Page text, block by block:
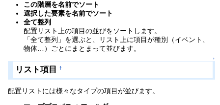
この階層を名前でソート
選択した要素を名前でソート
全て整列
配置リスト上の項目の並びをソートします。
「全て整列」を選ぶと、リスト上に項目が種別（イベント、
物体…）ごとにまとまって並びます。
↑
リスト項目 †
配置リストには様々なタイプの項目が並びます。